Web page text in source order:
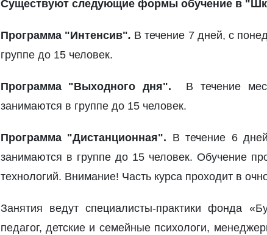
Существуют следующие формы обучение в
Программа "Интенсив". В течение 7 дней, с
группе до 15 человек.
Программа "Выходного дня". В течение
занимаются в группе до 15 человек.
Программа "Дистанционная". В течение 6
занимаются в группе до 15 человек. Обучение
технологий. Внимание! Часть курса проходит в
Занятия ведут специалисты-практики фонда
педагог, детские и семейные психологи,